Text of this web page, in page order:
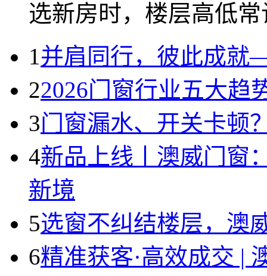
选新房时，楼层高低常
1并肩同行，彼此成
22026门窗行业五大趋
3门窗漏水、开关卡顿
4新品上线丨澳威门窗
新境
5选窗不纠结楼层，澳
6精准获客·高效成交 |